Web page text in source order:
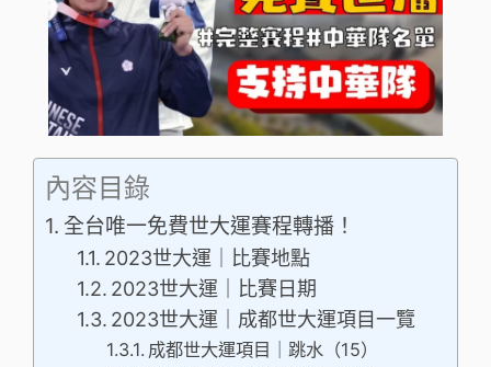
內容目錄
全台唯一免費世大運賽程轉播！
2023世大運｜比賽地點
2023世大運｜比賽日期
2023世大運｜成都世大運項目一覽
成都世大運項目｜跳水（15）